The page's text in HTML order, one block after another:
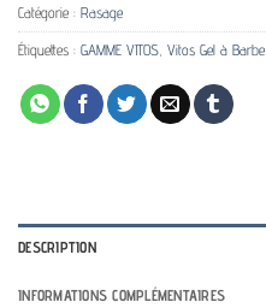
Catégorie : Rasage
Étiquettes : GAMME VITOS Vitos Gel à Barbe
DESCRIPTION
INFORMATIONS COMPLÉMENTAIRES